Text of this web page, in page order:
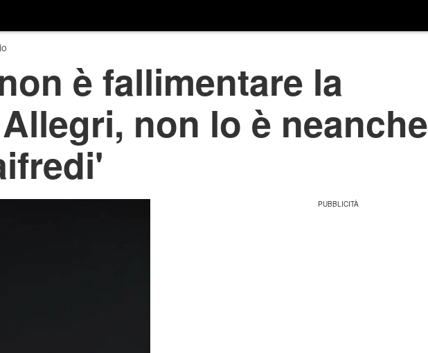
è fallimentare la
non lo è neanche